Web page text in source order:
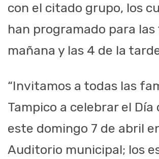
con el citado grupo, los
han programado para las
mañana y las 4 de la
“Invitamos a todas las
Tampico a celebrar el Día
este domingo 7 de abril
Auditorio municipal; los